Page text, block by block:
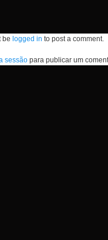
be logged in to post a comment.
sessão para publicar um